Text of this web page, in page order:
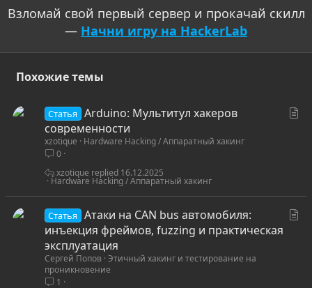
Взломай свой первый сервер и прокачай скилл
— Начни игру на HackerLab
Похожие темы
Статья
Arduino: Мультитул хакеров
современности
xzotique
Hardware Hacking / Аппаратный хакинг
0
Hardware Hacking / Аппаратный хакинг
16.12.2025
xzotique
Статья
Атаки на CAN bus автомобиля:
инъекция фреймов, fuzzing и практическая
эксплуатация
Сергей Попов Этичный хакинг и тестирование на
проникновение
1